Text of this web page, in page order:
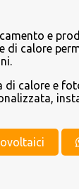
e
di calore
calore e